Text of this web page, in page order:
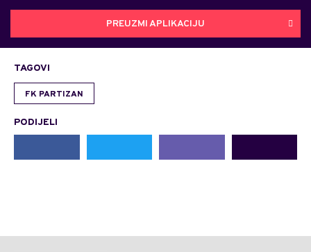
PREUZMI APLIKACIJU
TAGOVI
FK PARTIZAN
PODIJELI